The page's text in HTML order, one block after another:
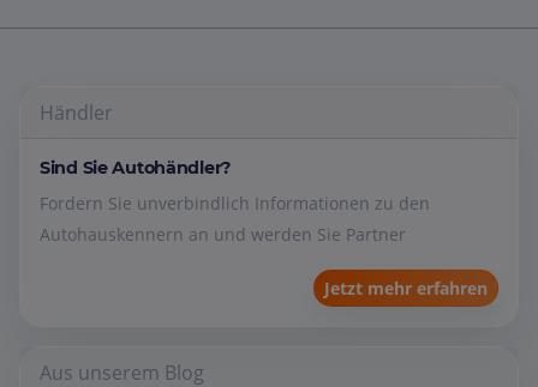
Händler
Sind Sie Autohändler?
Fordern Sie unverbindlich Informationen zu den
Autohauskennern an und werden Sie Partner
Jetzt mehr erfahren
Aus unserem Blog